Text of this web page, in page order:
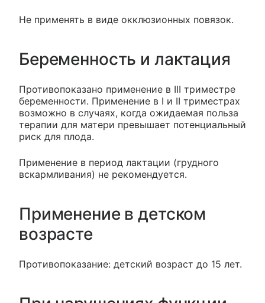
Не применять в виде окклюзионных повязок.
Беременность и лактация
Противопоказано применение в III триместре
беременности. Применение в I и II триместрах
возможно в случаях, когда ожидаемая польза
терапии для матери превышает потенциальный
риск для плода.
Применение в период лактации (грудного
вскармливания) не рекомендуется.
Применение в детском
возрасте
Противопоказание: детский возраст до 15 лет.